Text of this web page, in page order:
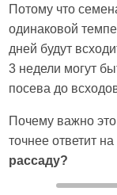
Потому что
одинаковой
дней будут
3 недели могут
посева до
Почему важно
точнее ответит
рассаду?